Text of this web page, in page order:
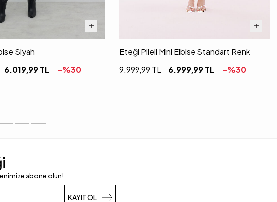
Siyah
6.019,99TL -%30
Eteği Pileli Mini Elbise Standart Renk
9.999,99TL 6.999,99TL -%30
abone olun!
KAYIT OL